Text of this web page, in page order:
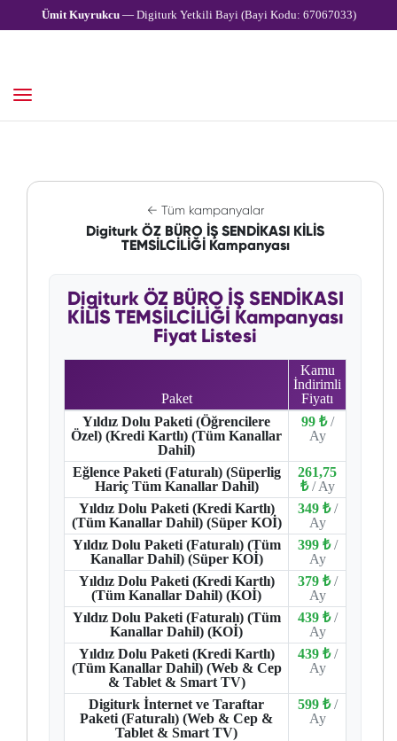
Ümit Kuyrukcu— Digiturk Yetkili Bayi (Bayi Kodu: 67067033)
← Tüm kampanyalar
Digiturk ÖZ BÜRO İŞ SENDİKASI KİLİS
TEMSİLCİLİĞİ Kampanyası
Digiturk ÖZ BÜRO İŞ SENDİKASI
KİLİS TEMSİLCİLİĞİ Kampanyası
Fiyat Listesi
Paket
Kamu
İndirimli
Fiyatı
Yıldız Dolu Paketi (Öğrencilere
Özel) (Kredi Kartlı) (Tüm Kanallar
Dahil)
99 ₺ /
Ay
Eğlence Paketi (Faturalı) (Süperlig
Hariç Tüm Kanallar Dahil)
261,75
₺ / Ay
Yıldız Dolu Paketi (Kredi Kartlı)
(Tüm Kanallar Dahil) (Süper KOİ)
349 ₺ /
Ay
Yıldız Dolu Paketi (Faturalı) (Tüm
Kanallar Dahil) (Süper KOİ)
399 ₺ /
Ay
Yıldız Dolu Paketi (Kredi Kartlı)
(Tüm Kanallar Dahil) (KOİ)
379 ₺ /
Ay
Yıldız Dolu Paketi (Faturalı) (Tüm
Kanallar Dahil) (KOİ)
439 ₺ /
Ay
Yıldız Dolu Paketi (Kredi Kartlı)
(Tüm Kanallar Dahil) (Web & Cep
& Tablet & Smart TV)
439 ₺ /
Ay
Digiturk İnternet ve Taraftar
Paketi (Faturalı) (Web & Cep &
Tablet & Smart TV)
599 ₺ /
Ay